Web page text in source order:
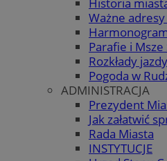
Ważne
Parafie i
Rozkłady
Pogoda w
ADMINISTRACJA
Prezydent
Jak załatwić
Rada Miasta
INSTYTUCJE